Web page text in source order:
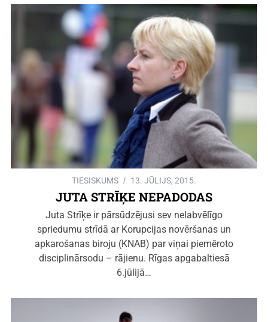
TIESISKUMS 13. JŪLIJS, 2015.
JUTA STRĪĶE NEPADODAS
Juta Strīķe ir pārsūdzējusi sev nelabvēlīgo
spriedumu strīdā ar Korupcijas novēršanas un
apkarošanas biroju (KNAB) par viņai piemēroto
disciplinārsodu – rājienu. Rīgas apgabaltiesā
6.jūlijā…